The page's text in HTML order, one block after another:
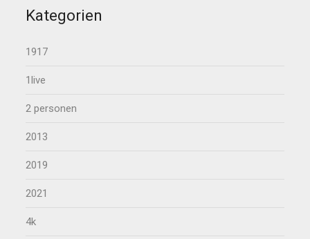
Kategorien
1917
1live
2 personen
2013
2019
2021
4k